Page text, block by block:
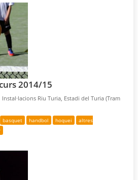
2014/15
Instal·lacions Riu Turia, Estadi del Turia (Tram
basquet handbol hoquei
altres